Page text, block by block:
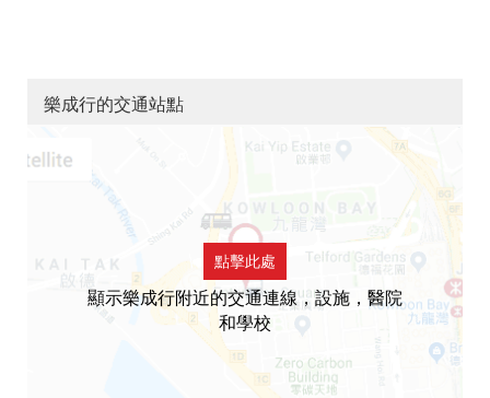
樂成行的交通站點
點擊此處
顯示樂成行附近的交通連線，設施，醫院
和學校